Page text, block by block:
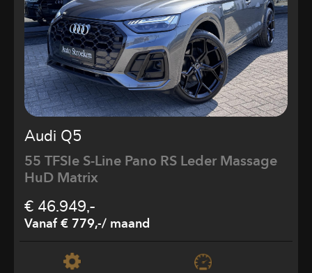
Audi Q5
55 TFSIe S-Line Pano RS Leder Massage
HuD Matrix
€ 46.949,-
Vanaf € 779,-/ maand